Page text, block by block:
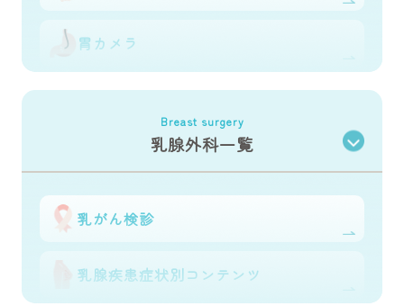
ピル
かゆみ・痛み・おりもの
子宮筋腫・卵巣嚢腫
胃カメラ
ポリープ切除
帯状疱疹ワクチン
Breast surgery
乳腺外科一覧
乳がん検診
乳腺疾患症状別コンテンツ